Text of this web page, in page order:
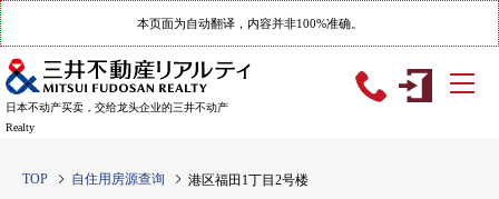
本页面为自动翻译，内容并非100%准确。
日本不动产买卖，交给龙头企业的三井不动产
Realty
TOP 自住用房源查询 港区福田1丁目2号楼